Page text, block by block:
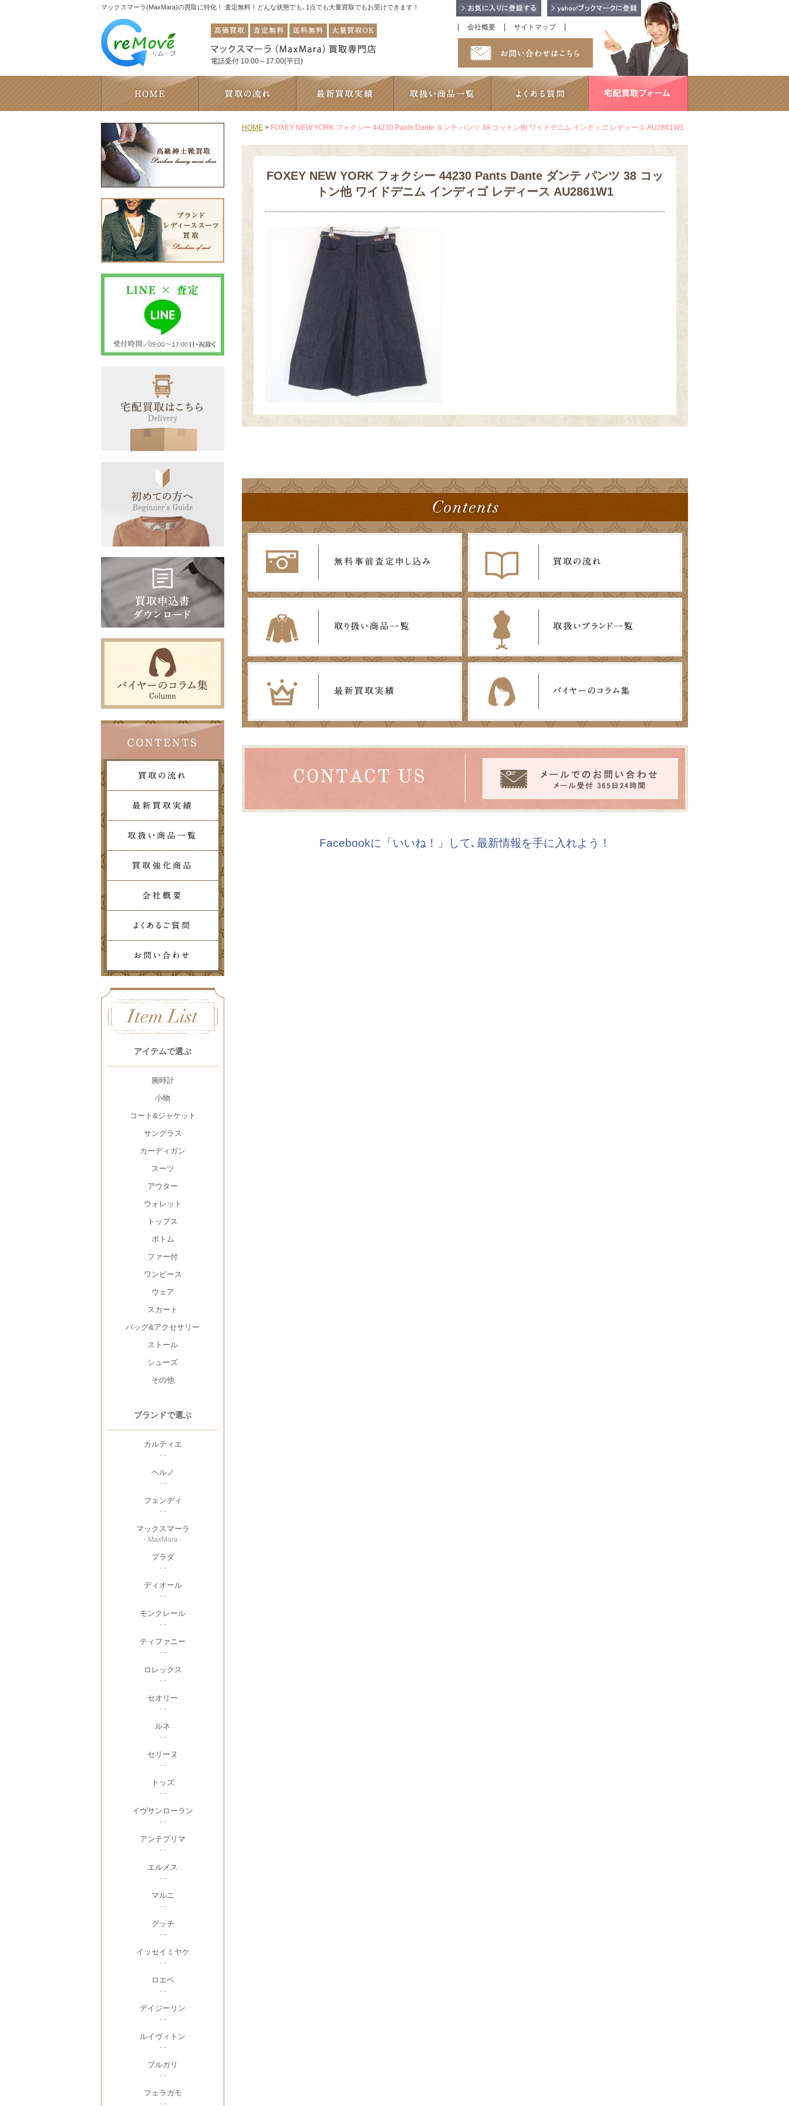
マックスマーラ(MaxMara)の買取に特化！ 査定無料！どんな状態でも､1点でも大量買取でもお受けできます！
電話受付 10:00～17:00(平日)
会社概要 サイトマップ
HOME > FOXEY NEW YORK フォクシー 44230 Pants Dante ダンテ パンツ 38 コットン他 ワイドデニム インディゴ レディース AU2861W1
FOXEY NEW YORK フォクシー 44230 Pants Dante ダンテ パンツ 38 コッ
トン他 ワイドデニム インディゴ レディース AU2861W1
Facebookに「いいね！」して､最新情報を手に入れよう！
アイテムで選ぶ
腕時計
小物
コート&ジャケット
サングラス
カーディガン
スーツ
アウター
ウォレット
トップス
ボトム
ファー付
ワンピース
ウェア
スカート
バッグ&アクセサリー
ストール
シューズ
その他
ブランドで選ぶ
カルティエ
- -
ヘルノ
- -
フェンディ
- -
マックスマーラ
- MaxMara -
プラダ
- -
ディオール
- -
モンクレール
- -
ティファニー
- -
ロレックス
- -
セオリー
- -
ルネ
- -
セリーヌ
- -
トッズ
- -
イヴサンローラン
- -
アンテプリマ
- -
エルメス
- -
マルニ
- -
グッチ
- -
イッセイミヤケ
- -
ロエベ
- -
デイジーリン
- -
ルイヴィトン
- -
ブルガリ
- -
フェラガモ
- -